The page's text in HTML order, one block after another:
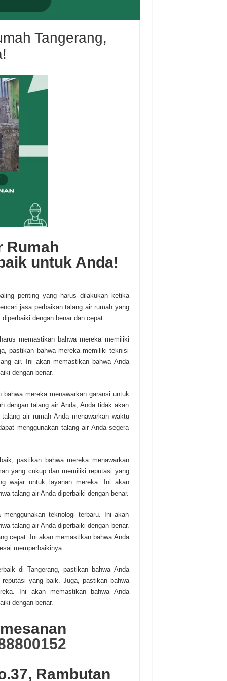
Tangerang,
Rumah
untuk Anda!
penting yang harus dilakukan ketika
jasa perbaikan talang air rumah yang
dengan benar dan cepat.
memastikan bahwa mereka memiliki
pastikan bahwa mereka memiliki teknisi
air. Ini akan memastikan bahwa Anda
dengan benar.
mereka menawarkan garansi untuk
dengan talang air Anda, Anda tidak akan
air rumah Anda menawarkan waktu
menggunakan talang air Anda segera
pastikan bahwa mereka menawarkan
yang cukup dan memiliki reputasi yang
wajar untuk layanan mereka. Ini akan
talang air Anda diperbaiki dengan benar.
teknologi terbaru. Ini akan
talang air Anda diperbaiki dengan benar.
cepat. Ini akan memastikan bahwa Anda
memperbaikinya.
di Tangerang, pastikan bahwa Anda
yang baik. Juga, pastikan bahwa
Ini akan memastikan bahwa Anda
dengan benar.
Rambutan